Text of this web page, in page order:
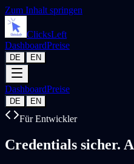
Zum Inhalt springen
ClicksLeft
DashboardPreise
DE EN
DashboardPreise
DE EN
Für Entwickler
Credentials sicher.